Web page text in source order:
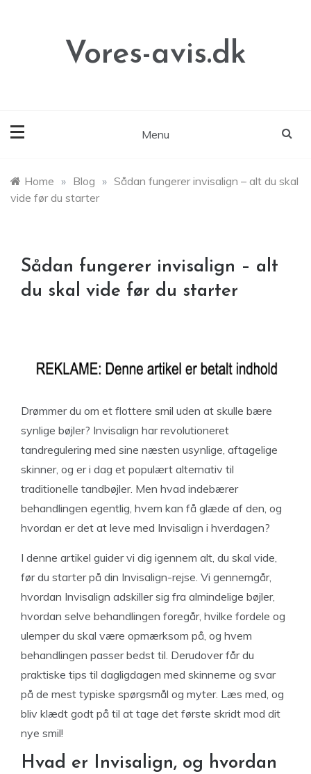
Vores-avis.dk
Menu
Home » Blog » Sådan fungerer invisalign – alt du skal
vide før du starter
Sådan fungerer invisalign – alt
du skal vide før du starter
Drømmer du om et flottere smil uden at skulle bære
synlige bøjler? Invisalign har revolutioneret
tandregulering med sine næsten usynlige, aftagelige
skinner, og er i dag et populært alternativ til
traditionelle tandbøjler. Men hvad indebærer
behandlingen egentlig, hvem kan få glæde af den, og
hvordan er det at leve med Invisalign i hverdagen?
I denne artikel guider vi dig igennem alt, du skal vide,
før du starter på din Invisalign-rejse. Vi gennemgår,
hvordan Invisalign adskiller sig fra almindelige bøjler,
hvordan selve behandlingen foregår, hvilke fordele og
ulemper du skal være opmærksom på, og hvem
behandlingen passer bedst til. Derudover får du
praktiske tips til dagligdagen med skinnerne og svar
på de mest typiske spørgsmål og myter. Læs med, og
bliv klædt godt på til at tage det første skridt mod dit
nye smil!
Hvad er Invisalign, og hvordan